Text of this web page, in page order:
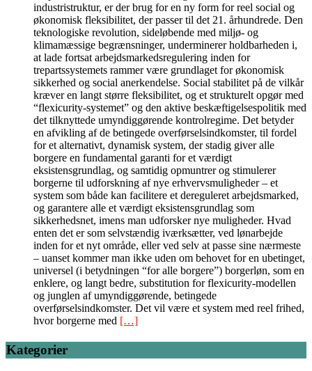
industristruktur, er der brug for en ny form for reel social og
økonomisk fleksibilitet, der passer til det 21. århundrede. Den
teknologiske revolution, sideløbende med miljø- og
klimamæssige begrænsninger, underminerer holdbarheden i,
at lade fortsat arbejdsmarkedsregulering inden for
trepartssystemets rammer være grundlaget for økonomisk
sikkerhed og social anerkendelse. Social stabilitet på de vilkår
kræver en langt større fleksibilitet, og et strukturelt opgør med
“flexicurity-systemet” og den aktive beskæftigelsespolitik med
det tilknyttede umyndiggørende kontrolregime. Det betyder
en afvikling af de betingede overførselsindkomster, til fordel
for et alternativt, dynamisk system, der stadig giver alle
borgere en fundamental garanti for et værdigt
eksistensgrundlag, og samtidig opmuntrer og stimulerer
borgerne til udforskning af nye erhvervsmuligheder – et
system som både kan facilitere et dereguleret arbejdsmarked,
og garantere alle et værdigt eksistensgrundlag som
sikkerhedsnet, imens man udforsker nye muligheder. Hvad
enten det er som selvstændig iværksætter, ved lønarbejde
inden for et nyt område, eller ved selv at passe sine nærmeste
– uanset kommer man ikke uden om behovet for en ubetinget,
universel (i betydningen “for alle borgere”) borgerløn, som en
enklere, og langt bedre, substitution for flexicurity-modellen
og junglen af umyndiggørende, betingede
overførselsindkomster. Det vil være et system med reel frihed,
hvor borgerne med […]
Kategorier